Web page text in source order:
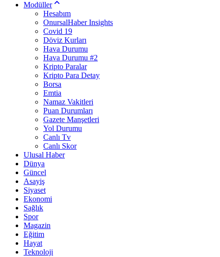
Modüller
Hesabım
OnursalHaber Insights
Covid 19
Döviz Kurları
Hava Durumu
Hava Durumu #2
Kripto Paralar
Kripto Para Detay
Borsa
Emtia
Namaz Vakitleri
Puan Durumları
Gazete Manşetleri
Yol Durumu
Canlı Tv
Canlı Skor
Ulusal Haber
Dünya
Güncel
Asayiş
Siyaset
Ekonomi
Sağlık
Spor
Magazin
Eğitim
Hayat
Teknoloji